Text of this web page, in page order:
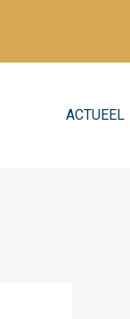
ACTUEEL